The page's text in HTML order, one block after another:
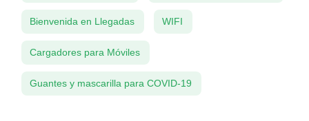
Bienvenida en Llegadas WIFI
Cargadores para Móviles
Guantes y mascarilla para COVID-19